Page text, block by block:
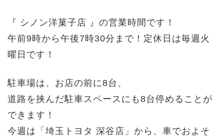
『 シノン洋菓子店 』の営業時間です！
午前9時から午後7時30分まで！定休日は毎週火
曜日です！
駐車場は、お店の前に8台、
道路を挟んだ駐車スペースにも8台停めることが
できます！
今週は「埼玉トヨタ 深谷店」から、車でおよそ